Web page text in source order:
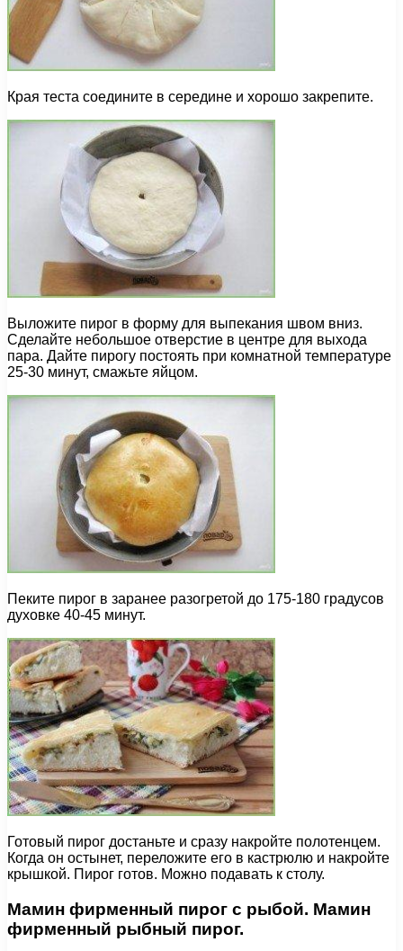
Края теста соедините в середине и хорошо закрепите.
Выложите пирог в форму для выпекания швом вниз.
Сделайте небольшое отверстие в центре для выхода
пара. Дайте пирогу постоять при комнатной температуре
25-30 минут, смажьте яйцом.
Пеките пирог в заранее разогретой до 175-180 градусов
духовке 40-45 минут.
Готовый пирог достаньте и сразу накройте полотенцем.
Когда он остынет, переложите его в кастрюлю и накройте
крышкой. Пирог готов. Можно подавать к столу.
Мамин фирменный пирог с рыбой. Мамин
фирменный рыбный пирог.